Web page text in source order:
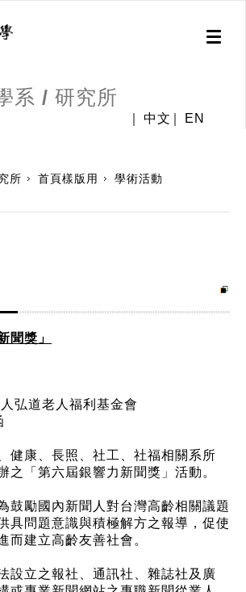
Toggle
系 / 研究所
中文 EN
所 首頁樣版用 學術活動
聞獎」
弘道老人福利基金會
康、長照、社工、社福相關系所
之「第六屆銀響力新聞獎」活動。
鼓勵國內新聞人對台灣高齡相關議題
具問題意識與積極解方之報導，促使
而建立高齡友善社會。
設立之報社、通訊社、雜誌社及廣